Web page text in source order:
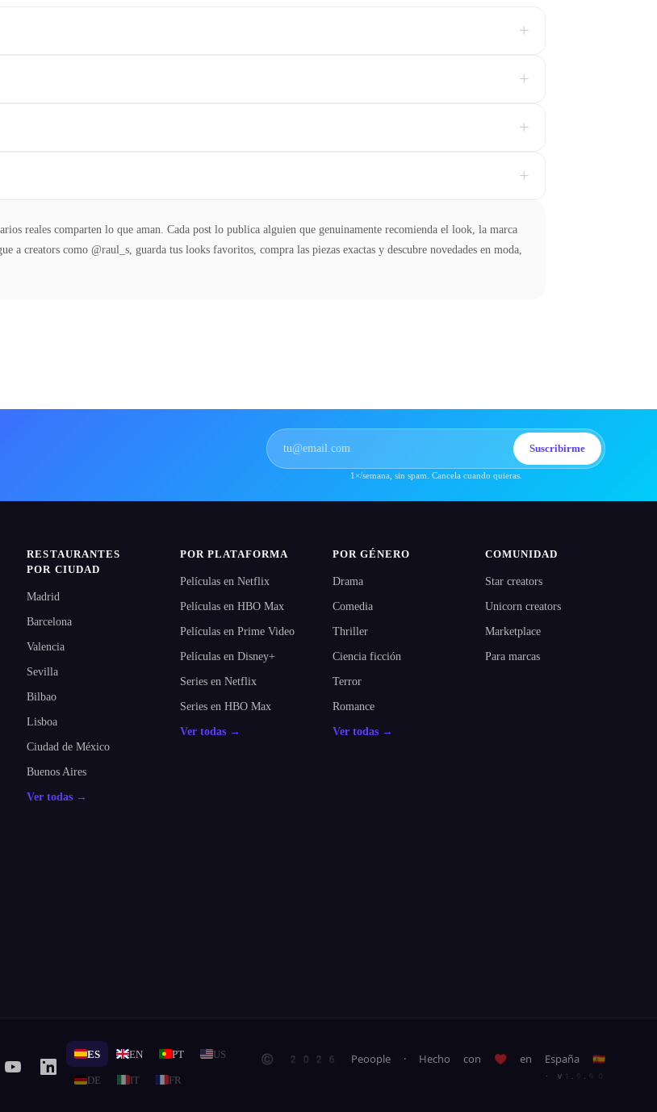
+
+
+
+
reales comparten lo que aman. Cada post lo publica alguien que genuinamente recomienda el look, la marca
creators como @raul_s, guarda tus looks favoritos, compra las piezas exactas y descubre novedades en moda,
Suscribirme
1×/semana, sin spam. Cancela cuando quieras.
RESTAURANTES
POR CIUDAD
Madrid
Barcelona
Valencia
Sevilla
Bilbao
Lisboa
Ciudad de México
Buenos Aires
Ver todas →
POR PLATAFORMA
Películas en Netflix
Películas en HBO Max
Películas en Prime Video
Películas en Disney+
Series en Netflix
Series en HBO Max
Ver todas →
POR GÉNERO
Drama
Comedia
Thriller
Ciencia ficción
Terror
Romance
Ver todas →
COMUNIDAD
Star creators
Unicorn creators
Marketplace
Para marcas
ES EN PT US
DE IT FR
© 2026 Peoople · Hecho con ♥ en España 🇪🇸
· v1.9.90